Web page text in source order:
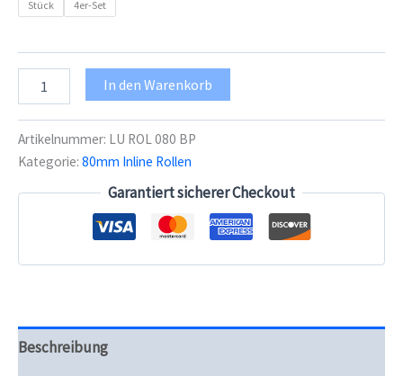
Stück 4er-Set
Black
Perl
80mm/85A
In den Warenkorb
Artikelnummer: LU ROL 080 BP
Kategorie: 80mm Inline Rollen
Garantiert sicherer Checkout
Beschreibung